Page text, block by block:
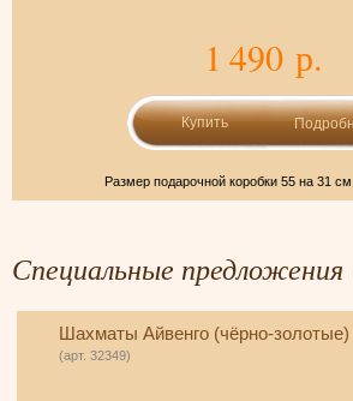
1 490 р.
Размер подарочной коробки 55 на 31
Специальные предложения
Шахматы Айвенго (чёрно-золотые)
(арт. 32349)